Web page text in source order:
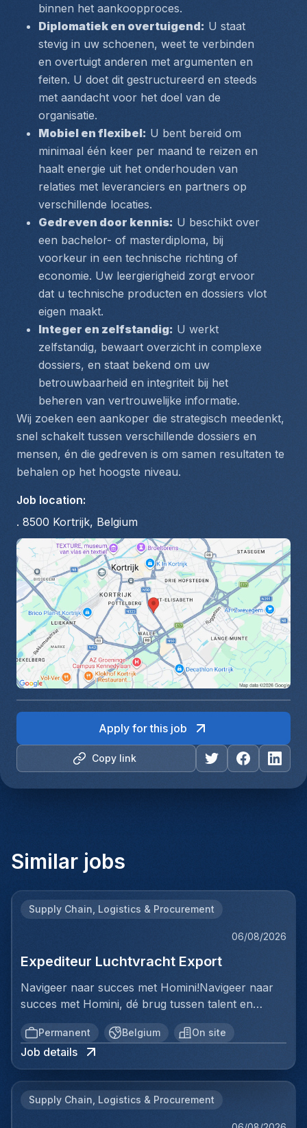
binnen het aankoopproces.
Diplomatiek en overtuigend: U staat
stevig in uw schoenen, weet te verbinden
en overtuigt anderen met argumenten en
feiten. U doet dit gestructureerd en steeds
met aandacht voor het doel van de
organisatie.
Mobiel en flexibel: U bent bereid om
minimaal één keer per maand te reizen en
haalt energie uit het onderhouden van
relaties met leveranciers en partners op
verschillende locaties.
Gedreven door kennis: U beschikt over
een bachelor- of masterdiploma, bij
voorkeur in een technische richting of
economie. Uw leergierigheid zorgt ervoor
dat u technische producten en dossiers vlot
eigen maakt.
Integer en zelfstandig: U werkt
zelfstandig, bewaart overzicht in complexe
dossiers, en staat bekend om uw
betrouwbaarheid en integriteit bij het
beheren van vertrouwelijke informatie.
Wij zoeken een aankoper die strategisch meedenkt,
snel schakelt tussen verschillende dossiers en
mensen, én die gedreven is om samen resultaten te
behalen op het hoogste niveau.
Job location:
. 8500 Kortrijk, Belgium
Copy link
Apply for this job
Similar jobs
Supply Chain, Logistics & Procurement
06/08/2026
Expediteur Luchtvracht Export
Navigeer naar succes met Homini!Navigeer naar
succes met Homini, dé brug tussen talent en
uitmuntende opportuniteiten binnen de
arbeidsmarkt. Als voorloper in wervingsdiensten,
matchen we toptalent met topbedrijven in diverse
sectoren. Met onze expertise en toewijding streven
plaatsingen. Bij Homini staat elk individu centraal;
Permanent Belgium On site
Job details
Supply Chain, Logistics & Procurement